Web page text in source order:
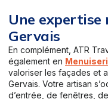
Une expertise
Gervais
En complément, ATR
également en
valoriser les façades et
Gervais. Votre artisan
d’entrée, de fenêtres,